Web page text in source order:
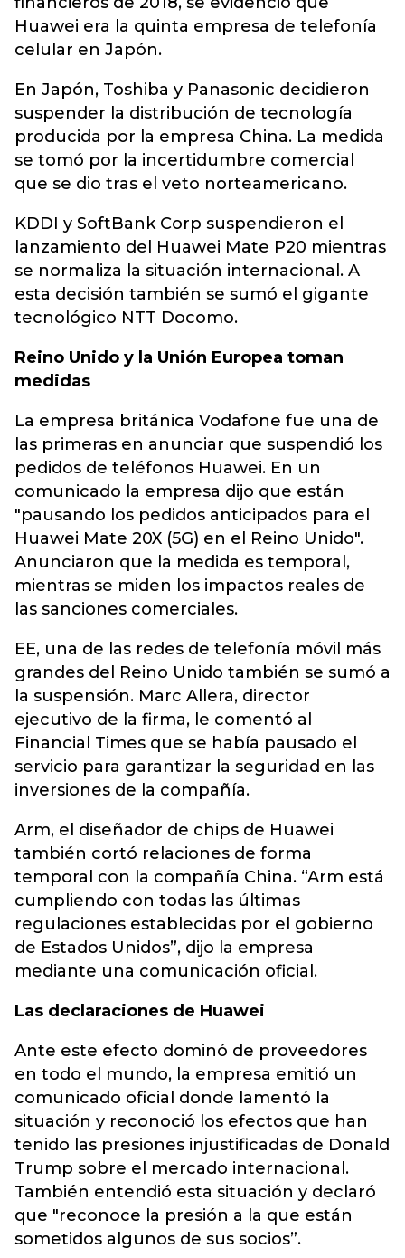
Huawei era la quinta empresa de telefonía
celular en Japón.
En Japón, Toshiba y Panasonic decidieron
suspender la distribución de tecnología
producida por la empresa China. La medida
se tomó por la incertidumbre comercial
que se dio tras el veto norteamericano.
KDDI y SoftBank Corp suspendieron el
lanzamiento del Huawei Mate P20 mientras
se normaliza la situación internacional. A
esta decisión también se sumó el gigante
tecnológico NTT Docomo.
Reino Unido y la Unión Europea toman
medidas
La empresa británica Vodafone fue una de
las primeras en anunciar que suspendió los
pedidos de teléfonos Huawei. En un
comunicado la empresa dijo que están
"pausando los pedidos anticipados para el
Huawei Mate 20X (5G) en el Reino Unido".
Anunciaron que la medida es temporal,
mientras se miden los impactos reales de
las sanciones comerciales.
EE, una de las redes de telefonía móvil más
grandes del Reino Unido también se sumó a
la suspensión. Marc Allera, director
ejecutivo de la firma, le comentó al
Financial Times que se había pausado el
servicio para garantizar la seguridad en las
inversiones de la compañía.
Arm, el diseñador de chips de Huawei
también cortó relaciones de forma
temporal con la compañía China. “Arm está
cumpliendo con todas las últimas
regulaciones establecidas por el gobierno
de Estados Unidos”, dijo la empresa
mediante una comunicación oficial.
Las declaraciones de Huawei
Ante este efecto dominó de proveedores
en todo el mundo, la empresa emitió un
comunicado oficial donde lamentó la
situación y reconoció los efectos que han
tenido las presiones injustificadas de Donald
Trump sobre el mercado internacional.
También entendió esta situación y declaró
que "reconoce la presión a la que están
sometidos algunos de sus socios”.